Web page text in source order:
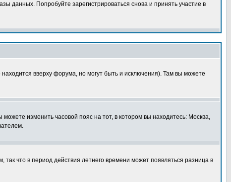
данных. Попробуйте зарегистрироваться снова и принять участие в
вверху форума, но могут быть и исключения). Там вы можете
изменить часовой пояс на тот, в котором вы находитесь: Москва,
что в период действия летнего времени может появляться разница в